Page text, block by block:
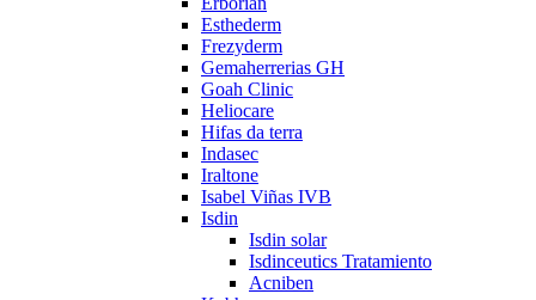
Esthederm
Frezyderm
Gemaherrerias GH
Goah Clinic
Heliocare
Hifas da terra
Indasec
Iraltone
Isabel Viñas IVB
Isdin
Isdin solar
Isdinceutics Tratamiento
Acniben